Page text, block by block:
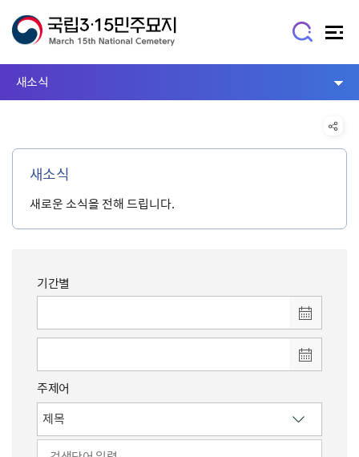
새소식
새소식
새로운 소식을 전해 드립니다.
기간별
주제어